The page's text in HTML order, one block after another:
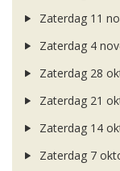
Zaterdag 11
Zaterdag 4
Zaterdag 28
Zaterdag 21
Zaterdag 14
Zaterdag 7